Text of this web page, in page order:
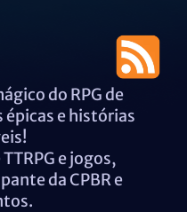
do RPG de
e histórias
e jogos,
da CPBR e